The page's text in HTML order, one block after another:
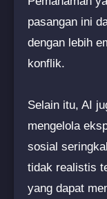
pasangan ini
dengan lebih
konflik.
Selain itu, AI
mengelola
sosial
tidak realistis
yang dapat